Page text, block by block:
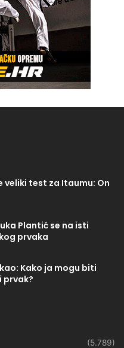
veliki test za Itaumu: On
Plantić se na isti
prvaka
Kako ja mogu biti
prvak?
(5.789)